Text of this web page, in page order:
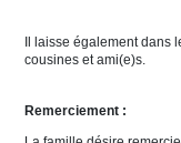
Il laisse également
cousines et ami(e)s.
Remerciement :